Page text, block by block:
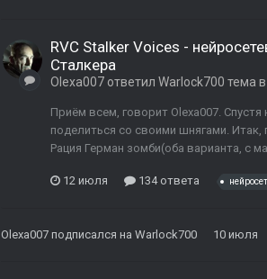
RVC Stalker Voices -
Сталкера
Olexa007 ответил Warlock700 тема в
Приём всем, говорит Olexa007.
поделиться со своими шнягами. Итак,
Рация Герман зомби(оба варианта, с
12 июля 134 ответа
Olexa007 подписался на Warlock700 10 июля